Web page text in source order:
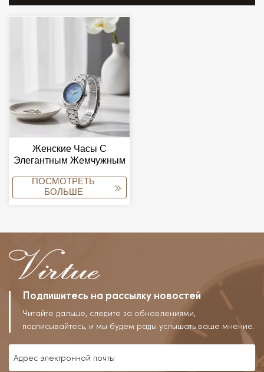
Женские Часы С
Элегантным Жемчужным
Водонепроницаемые
Relojes Para Mujeres
ПОСМОТРЕТЬ
БОЛЬШЕ
Подпишитесь на рассылку новостей
Читайте дальше, следите за обновлениями,
подписывайтесь, и мы будем рады услышать ваше мнение.